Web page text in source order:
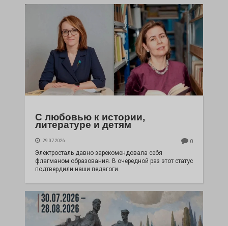
С любовью к истории,
литературе и детям
29.07.2026 0
Электросталь давно зарекомендовала себя
флагманом образования. В очередной раз этот статус
подтвердили наши педагоги.